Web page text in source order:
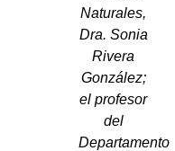
Naturales,
Dra. Sonia
Rivera
González;
el profesor
del
Departamento